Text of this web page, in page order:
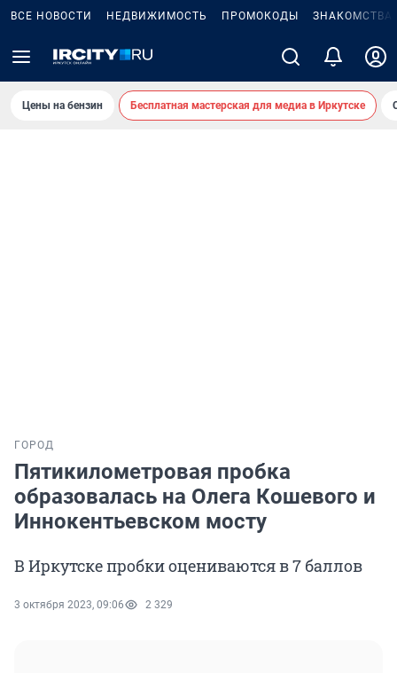
ВСЕ НОВОСТИ НЕДВИЖИМОСТЬ ПРОМОКОДЫ ЗНАКОМСТВА
Цены на бензин Бесплатная мастерская для медиа в Иркутске
ГОРОД
Пятикилометровая пробка
образовалась на Олега Кошевого и
Иннокентьевском мосту
В Иркутске пробки оцениваются в 7 баллов
3 октября 2023, 09:06 2 329